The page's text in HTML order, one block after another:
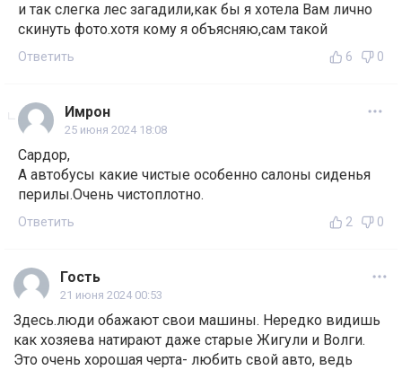
и так слегка лес загадили,как бы я хотела Вам лично
скинуть фото.хотя кому я объясняю,сам такой
Ответить 6 0
Имрон
25 июня 2024 18:08
Сардор,
А автобусы какие чистые особенно салоны сиденья
перилы.Очень чистоплотно.
Ответить 2 0
Гость
21 июня 2024 00:53
Здесь.люди обажают свои машины. Нередко видишь
как хозяева натирают даже старые Жигули и Волги.
Это очень хорошая черта- любить свой авто, ведь